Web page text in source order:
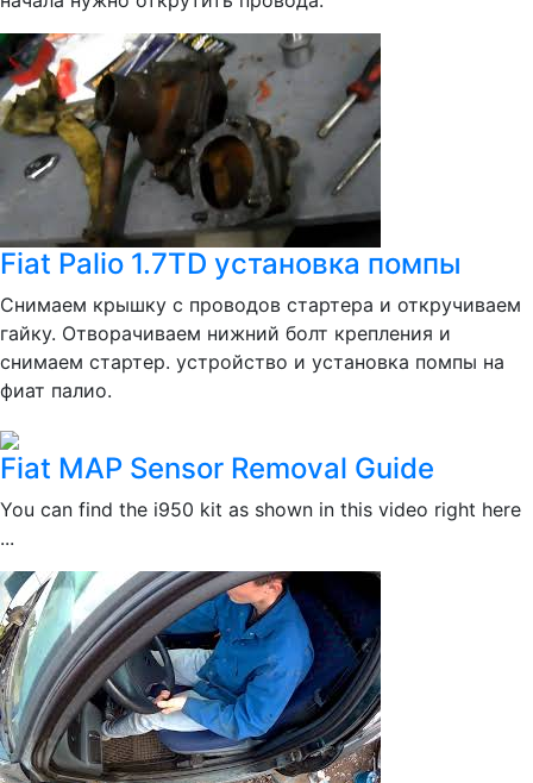
Fiat Palio 1.7TD установка помпы
Снимаем крышку с проводов стартера и откручиваем
гайку. Отворачиваем нижний болт крепления и
снимаем стартер. устройство и установка помпы на
фиат палио.
Fiat MAP Sensor Removal Guide
You can find the i950 kit as shown in this video right here
...